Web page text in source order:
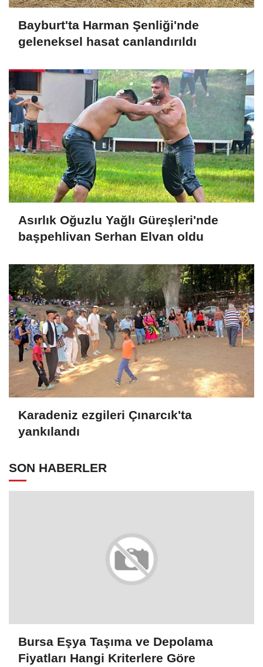
Bayburt'ta Harman Şenliği'nde
geleneksel hasat canlandırıldı
Asırlık Oğuzlu Yağlı Güreşleri'nde
başpehlivan Serhan Elvan oldu
Karadeniz ezgileri Çınarcık'ta
yankılandı
SON HABERLER
Bursa Eşya Taşıma ve Depolama
Fiyatları Hangi Kriterlere Göre